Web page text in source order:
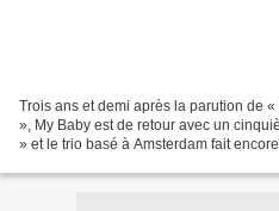
Trois ans et demi après la parution de
», My Baby est de retour avec un
» et le trio basé à Amsterdam fait